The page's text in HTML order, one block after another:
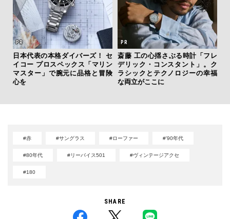
日本代表の本格ダイバーズ！ セ
イコー プロスペックス「マリン
マスター」で腕元に品格と冒険
心を
斎藤 工の心揺さぶる時計「フレ
デリック・コンスタント」。ク
ラシックとテクノロジーの幸福
な両立がここに
#赤 #サングラス #ローファー #’90年代
#80年代 #リーバイス501 #ヴィンテージアクセ
#180
SHARE